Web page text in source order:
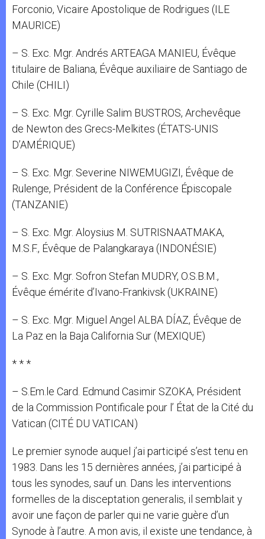
Forconio, Vicaire Apostolique de Rodrigues (ILE
MAURICE)
– S. Exc. Mgr. Andrés ARTEAGA MANIEU, Évêque
titulaire de Baliana, Évêque auxiliaire de Santiago de
Chile (CHILI)
– S. Exc. Mgr. Cyrille Salim BUSTROS, Archevêque
de Newton des Grecs-Melkites (ÉTATS-UNIS
D’AMÉRIQUE)
– S. Exc. Mgr. Severine NIWEMUGIZI, Évêque de
Rulenge, Président de la Conférence Épiscopale
(TANZANIE)
– S. Exc. Mgr. Aloysius M. SUTRISNAATMAKA,
M.S.F., Évêque de Palangkaraya (INDONÉSIE)
– S. Exc. Mgr. Sofron Stefan MUDRY, O.S.B.M.,
Évêque émérite d’Ivano-Frankivsk (UKRAINE)
– S. Exc. Mgr. Miguel Angel ALBA DÍAZ, Évêque de
La Paz en la Baja California Sur (MEXIQUE)
* * *
– S.Em.le Card. Edmund Casimir SZOKA, Président
de la Commission Pontificale pour l’ État de la Cité du
Vatican (CITÉ DU VATICAN)
Le premier synode auquel j’ai participé s’est tenu en
1983. Dans les 15 dernières années, j’ai participé à
tous les synodes, sauf un. Dans les interventions
formelles de la disceptation generalis, il semblait y
avoir une façon de parler qui ne varie guère d’un
Synode à l’autre. A mon avis, il existe une tendance, à